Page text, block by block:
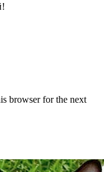
browser for the next